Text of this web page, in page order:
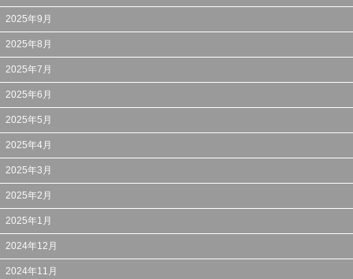
2025年9月
2025年8月
2025年7月
2025年6月
2025年5月
2025年4月
2025年3月
2025年2月
2025年1月
2024年12月
2024年11月